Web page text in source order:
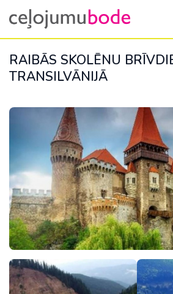
RAIBĀS SKOLĒNU
TRANSILVĀNIJĀ